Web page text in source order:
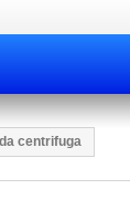
centrifuga